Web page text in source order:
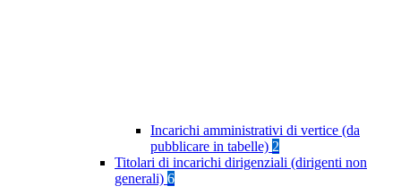
Incarichi amministrativi di vertice (da
pubblicare in tabelle) 2
Titolari di incarichi dirigenziali (dirigenti non
generali) 6